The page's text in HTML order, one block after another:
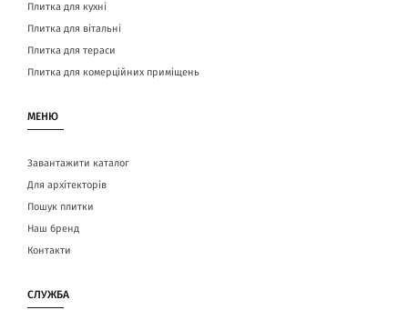
Плитка для кухні
Плитка для вітальні
Плитка для тераси
Плитка для комерційних приміщень
МЕНЮ
Завантажити каталог
Для архітекторів
Пошук плитки
Наш бренд
Контакти
СЛУЖБА